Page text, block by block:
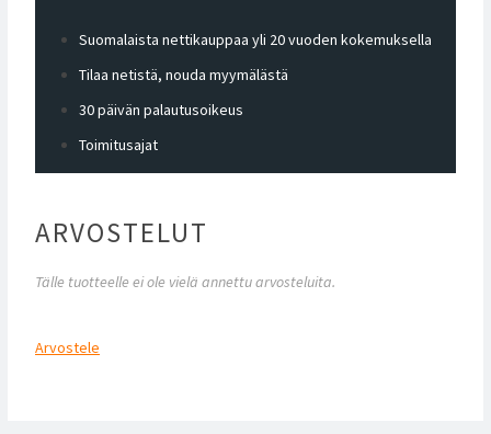
Suomalaista nettikauppaa yli 20 vuoden kokemuksella
Tilaa netistä, nouda myymälästä
30 päivän palautusoikeus
Toimitusajat
ARVOSTELUT
Tälle tuotteelle ei ole vielä annettu arvosteluita.
Arvostele